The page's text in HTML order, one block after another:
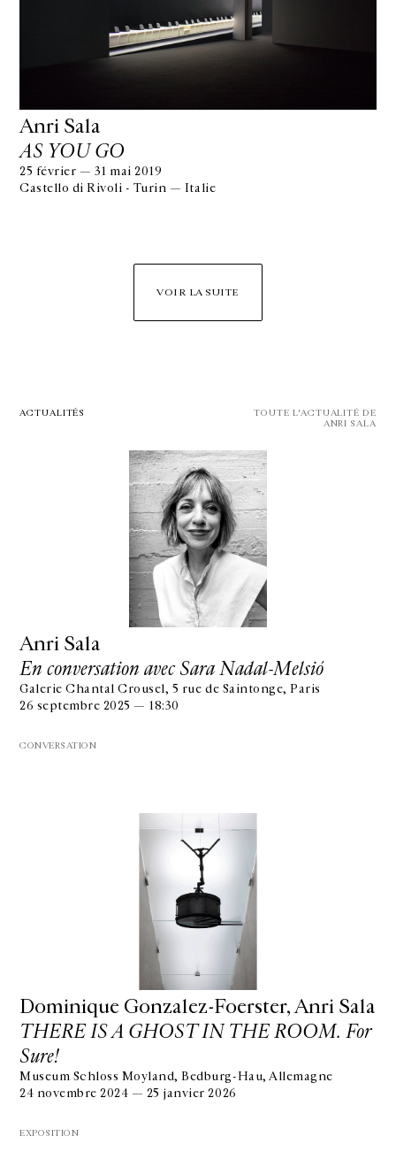
Anri Sala
AS YOU GO
25 février — 31 mai 2019
Castello di Rivoli - Turin — Italie
VOIR LA SUITE
ACTUALITÉS
TOUTE L'ACTUALITÉ DE
ANRI SALA
Anri Sala
En conversation avec Sara Nadal-Melsió
Galerie Chantal Crousel, 5 rue de Saintonge, Paris
26 septembre 2025 — 18:30
CONVERSATION
Dominique Gonzalez-Foerster, Anri Sala
THERE IS A GHOST IN THE ROOM. For
Sure!
Museum Schloss Moyland, Bedburg-Hau, Allemagne
24 novembre 2024 — 25 janvier 2026
EXPOSITION